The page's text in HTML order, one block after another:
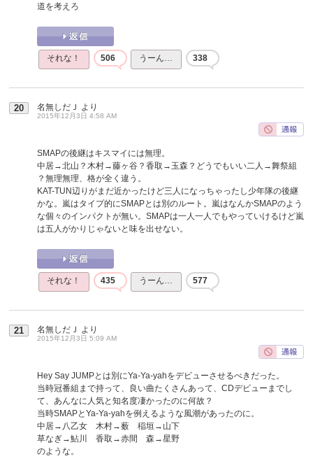
道を考えろ
それな！ 506 うーん… 338
20 名無しだＪ より
2015年12月3日 4:58 AM
SMAPの後継はキスマイには無理。
中居→北山？木村→藤ヶ谷？香取→玉森？どうでもいい二人→舞祭組
？無理無理、格が全く違う。
KAT-TUN辺りがまだ近かったけど三人になっちゃったし少年隊の後継
かな。嵐はタイプ的にSMAPとは別のルート。嵐はなんかSMAPのよう
な個々のインパクトが無い。SMAPは一人一人でもやっていけるけど嵐
は五人がかりじゃないと味を出せない。
それな！ 435 うーん… 577
21 名無しだＪ より
2015年12月3日 5:09 AM
Hey Say JUMPとは別にYa-Ya-yahをデビューさせるべきだった。
当時冠番組まで持って、良い曲たくさんあって、CDデビューまでし
て、あんなに人気と知名度凄かったのに何故？
当時SMAPとYa-Ya-yahを例えるような風潮があったのに。
中居→八乙女 木村→薮 稲垣→山下
草なぎ→鮎川 香取→赤間 森→星野
のような。